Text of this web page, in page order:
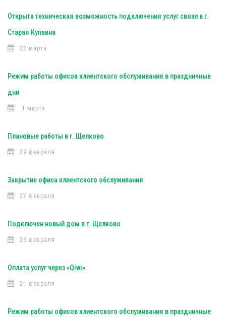
Открыта техническая возможность подключения услуг связи в г.
Старая Купавна
22 марта
Режим работы офисов клиентского обслуживания в праздничные
дни
1 марта
Плановые работы в г. Щелково
29 февраля
Закрытие офиса клиентского обслуживания
27 февраля
Подключен новый дом в г. Щелково
26 февраля
Оплата услуг через «Qiwi»
21 февраля
Режим работы офисов клиентского обслуживания в праздничные